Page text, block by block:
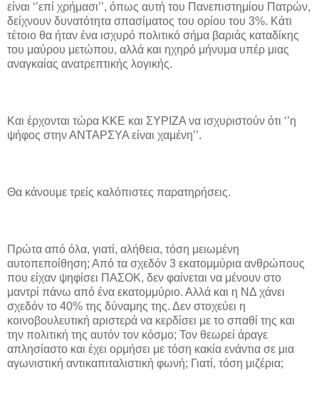
είναι ‘’επί χρήμασι’’, όπως αυτή του Πανεπιστημίου Πατρών,
δείχνουν δυνατότητα σπασίματος του ορίου του 3%. Κάτι
τέτοιο θα ήταν ένα ισχυρό πολιτικό σήμα βαριάς καταδίκης
του μαύρου μετώπου, αλλά και ηχηρό μήνυμα υπέρ μιας
αναγκαίας ανατρεπτικής λογικής.
Και έρχονται τώρα ΚΚΕ και ΣΥΡΙΖΑ να ισχυριστούν ότι ‘’η
ψήφος στην ΑΝΤΑΡΣΥΑ είναι χαμένη’’.
Θα κάνουμε τρείς καλόπιστες παρατηρήσεις.
Πρώτα από όλα, γιατί, αλήθεια, τόση μειωμένη
αυτοπεποίθηση; Από τα σχεδόν 3 εκατομμύρια ανθρώπους
που είχαν ψηφίσει ΠΑΣΟΚ, δεν φαίνεται να μένουν στο
μαντρί πάνω από ένα εκατομμύριο. Αλλά και η ΝΔ χάνει
σχεδόν το 40% της δύναμης της. Δεν στοχεύει η
κοινοβουλευτική αριστερά να κερδίσει με το σπαθί της και
την πολιτική της αυτόν τον κόσμο; Τον θεωρεί άραγε
απλησίαστο και έχει ορμήσει με τόση κακία ενάντια σε μια
αγωνιστική αντικαπιταλιστική φωνή; Γιατί, τόση μιζέρια;